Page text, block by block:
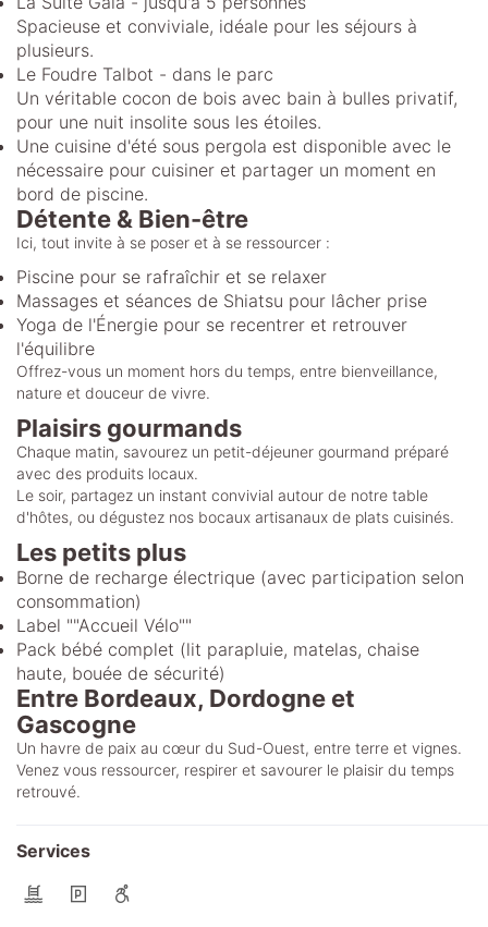
Spacieuse et conviviale, idéale pour les séjours à
plusieurs.
Le Foudre Talbot - dans le parc
Un véritable cocon de bois avec bain à bulles privatif,
pour une nuit insolite sous les étoiles.
Une cuisine d'été sous pergola est disponible avec le
nécessaire pour cuisiner et partager un moment en
bord de piscine.
Détente & Bien-être
Ici, tout invite à se poser et à se ressourcer :
Piscine pour se rafraîchir et se relaxer
Massages et séances de Shiatsu pour lâcher prise
Yoga de l'Énergie pour se recentrer et retrouver
l'équilibre
Offrez-vous un moment hors du temps, entre bienveillance,
nature et douceur de vivre.
Plaisirs gourmands
Chaque matin, savourez un petit-déjeuner gourmand préparé
avec des produits locaux.
Le soir, partagez un instant convivial autour de notre table
d'hôtes, ou dégustez nos bocaux artisanaux de plats cuisinés.
Les petits plus
Borne de recharge électrique (avec participation selon
consommation)
Label ""Accueil Vélo""
Pack bébé complet (lit parapluie, matelas, chaise
haute, bouée de sécurité)
Entre Bordeaux, Dordogne et
Gascogne
Un havre de paix au cœur du Sud-Ouest, entre terre et vignes.
Venez vous ressourcer, respirer et savourer le plaisir du temps
retrouvé.
Services